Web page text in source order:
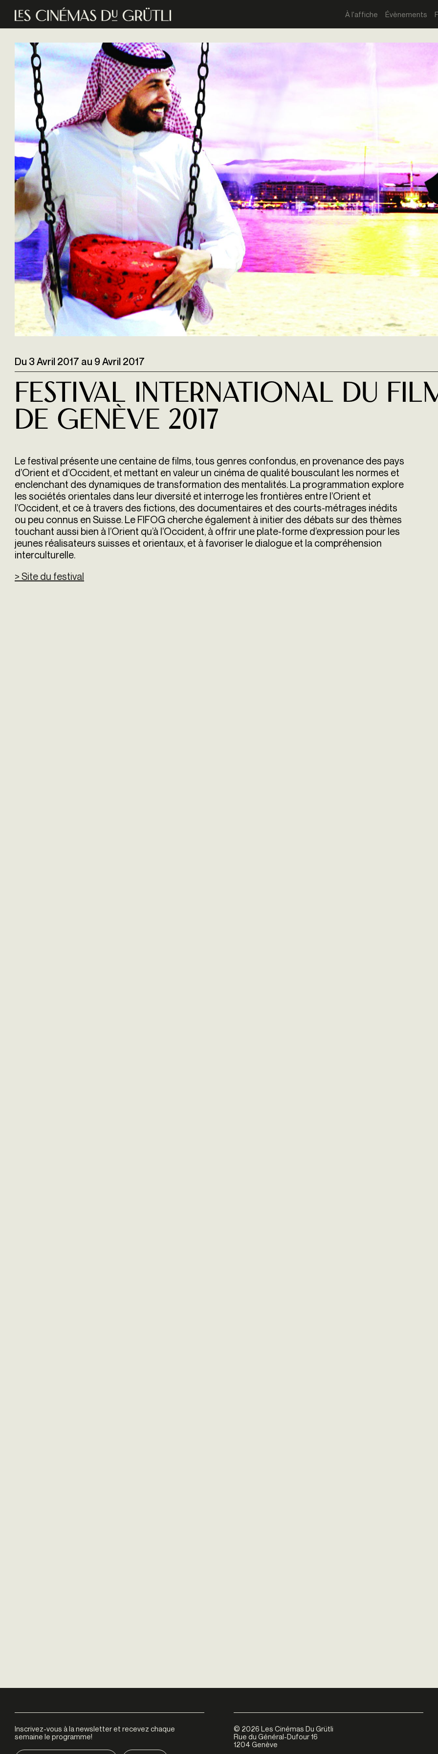
Aller au contenu principal
À l'affiche Évènements
Du 3 Avril 2017 au 9 Avril 2017
Festival International du
de Genève 2017
Le festival présente une centaine de films, tous genres confondus, en provenance des pays
d’Orient et d’Occident, et mettant en valeur un cinéma de qualité bousculant les normes et
enclenchant des dynamiques de transformation des mentalités. La programmation explore
les sociétés orientales dans leur diversité et interroge les frontières entre l’Orient et
l’Occident, et ce à travers des fictions, des documentaires et des courts-métrages inédits
ou peu connus en Suisse. Le FIFOG cherche également à initier des débats sur des thèmes
touchant aussi bien à l’Orient qu’à l’Occident, à offrir une plate-forme d’expression pour les
jeunes réalisateurs suisses et orientaux, et à favoriser le dialogue et la compréhension
interculturelle.
> Site du festival
Inscrivez-vous à la newsletter et recevez chaque
semaine le programme!
© 2026 Les Cinémas Du Grütli
Rue du Général-Dufour 16
1204 Genève